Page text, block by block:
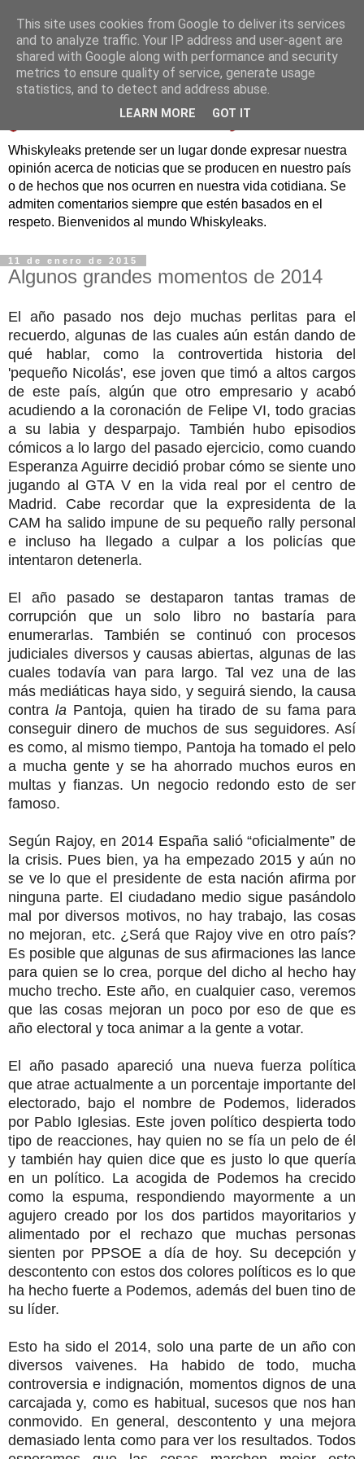
Whiskyleaks pretende ser un lugar donde expresar nuestra
opinión acerca de noticias que se producen en nuestro país
o de hechos que nos ocurren en nuestra vida cotidiana. Se
admiten comentarios siempre que estén basados en el
respeto. Bienvenidos al mundo Whiskyleaks.
11 de enero de 2015
Algunos grandes momentos de 2014
El año pasado nos dejo muchas perlitas para el
recuerdo, algunas de las cuales aún están dando de
qué hablar, como la controvertida historia del
'pequeño Nicolás', ese joven que timó a altos cargos
de este país, algún que otro empresario y acabó
acudiendo a la coronación de Felipe VI, todo gracias
a su labia y desparpajo. También hubo episodios
cómicos a lo largo del pasado ejercicio, como cuando
Esperanza Aguirre decidió probar cómo se siente uno
jugando al GTA V en la vida real por el centro de
Madrid. Cabe recordar que la expresidenta de la
CAM ha salido impune de su pequeño rally personal
e incluso ha llegado a culpar a los policías que
intentaron detenerla.
El año pasado se destaparon tantas tramas de
corrupción que un solo libro no bastaría para
enumerarlas. También se continuó con procesos
judiciales diversos y causas abiertas, algunas de las
cuales todavía van para largo. Tal vez una de las
más mediáticas haya sido, y seguirá siendo, la causa
contrala Pantoja, quien ha tirado de su fama para
conseguir dinero de muchos de sus seguidores. Así
es como, al mismo tiempo, Pantoja ha tomado el pelo
a mucha gente y se ha ahorrado muchos euros en
multas y fianzas. Un negocio redondo esto de ser
famoso.
Según Rajoy, en 2014 España salió “oficialmente” de
la crisis. Pues bien, ya ha empezado 2015 y aún no
se ve lo que el presidente de esta nación afirma por
ninguna parte. El ciudadano medio sigue pasándolo
mal por diversos motivos, no hay trabajo, las cosas
no mejoran, etc. ¿Será que Rajoy vive en otro país?
Es posible que algunas de sus afirmaciones las lance
para quien se lo crea, porque del dicho al hecho hay
mucho trecho. Este año, en cualquier caso, veremos
que las cosas mejoran un poco por eso de que es
año electoral y toca animar a la gente a votar.
El año pasado apareció una nueva fuerza política
que atrae actualmente a un porcentaje importante del
electorado, bajo el nombre de Podemos, liderados
por Pablo Iglesias. Este joven político despierta todo
tipo de reacciones, hay quien no se fía un pelo de él
y también hay quien dice que es justo lo que quería
en un político. La acogida de Podemos ha crecido
como la espuma, respondiendo mayormente a un
agujero creado por los dos partidos mayoritarios y
alimentado por el rechazo que muchas personas
sienten por PPSOE a día de hoy. Su decepción y
descontento con estos dos colores políticos es lo que
ha hecho fuerte a Podemos, además del buen tino de
su líder.
Esto ha sido el 2014, solo una parte de un año con
diversos vaivenes. Ha habido de todo, mucha
controversia e indignación, momentos dignos de una
carcajada y, como es habitual, sucesos que nos han
conmovido. En general, descontento y una mejora
demasiado lenta como para ver los resultados. Todos
This site uses cookies from Google to deliver its services
and to analyze traffic. Your IP address and user-agent are
shared with Google along with performance and security
metrics to ensure quality of service, generate usage
statistics, and to detect and address abuse.
LEARN MORE GOT IT